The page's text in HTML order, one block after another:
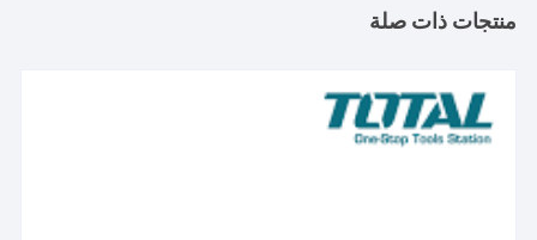
منتجات ذات صلة